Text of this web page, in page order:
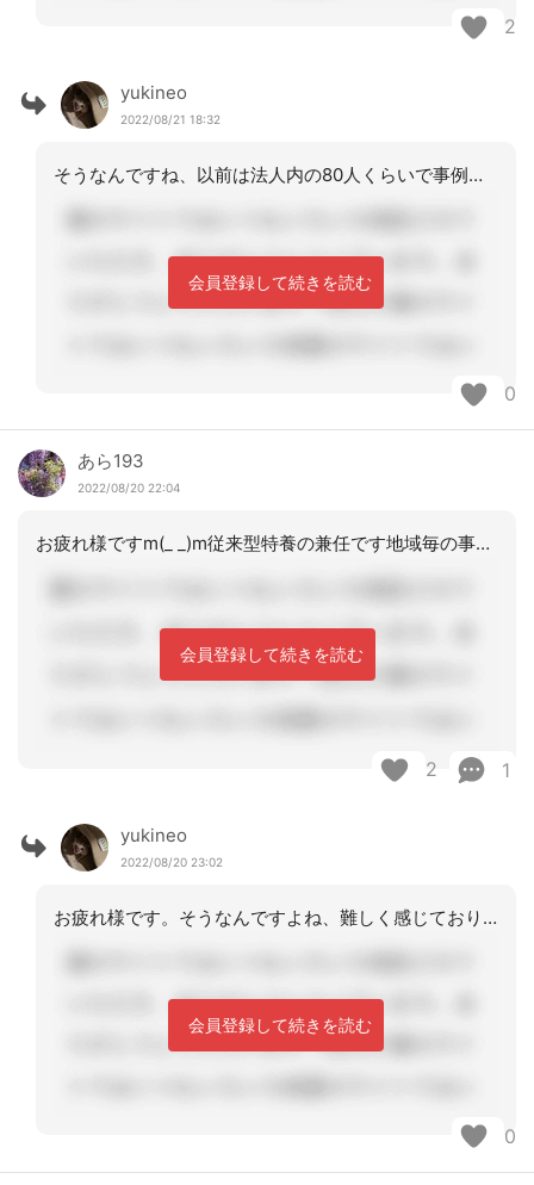
2
yukineo
2022/08/21 18:32
そうなんですね、以前は法人内の80人くらいで事例検討会があり3回出席しましたが、
会員登録して続きを読む
0
あら193
2022/08/20 22:04
お疲れ様ですm(_ _)m従来型特養の兼任です地域毎の事業所のケアマネさん同士で
会員登録して続きを読む
2 1
yukineo
2022/08/20 23:02
お疲れ様です。そうなんですよね、難しく感じております。お気遣いありがとうございま
会員登録して続きを読む
0